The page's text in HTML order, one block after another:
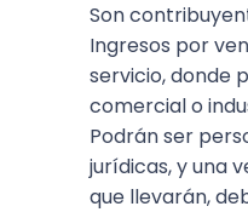
Son
Ingresos por
servicio, donde
comercial o
Podrán ser
jurídicas, y una
que llevarán,